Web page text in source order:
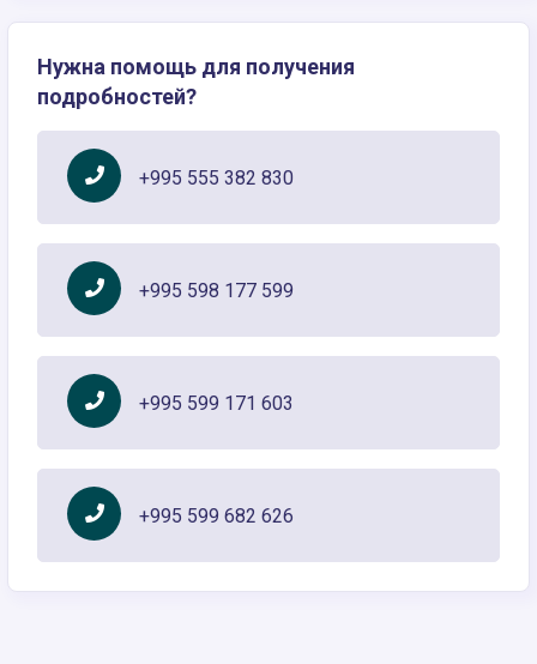
Нужна помощь для получения
подробностей?
+995 555 382 830
+995 598 177 599
+995 599 171 603
+995 599 682 626